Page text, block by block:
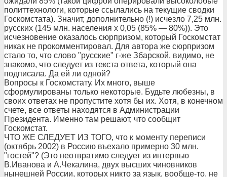
политтехнологи, которые ссылались на текущие сводки
Госкомстата). Значит, дополнительно (!) исчезло 7,25 млн.
русских (145 млн. населения х 0,05 (85% — 80%)). Это
исчезновение оказалось сюрпризом, который Госкомстат
никак не прокомментировал. Для автора же сюрпризом
стало то, что слово "русские" г-же Збарской, видимо, не
знакомо, что следует из текста ответа, который она
подписала. Да ей ли одной?
Вопросы к Госкомстату. Их много, выше
сформулированы только некоторые. Будьте любезны, в
своих ответах не пропустите хотя бы их. Хотя, в конечном
счете, все ответы находятся в Администрации
Президента. Именно там решают, что сообщит
Госкомстат.
ЧТО ЖЕ СЛЕДУЕТ ИЗ ТОГО, что к моменту переписи
(октябрь 2002) в Россию въехало примерно 30 млн.
"гостей"? (Это неотвратимо следует из интервью
В.Иванова и А.Чекалина, двух высших чиновников
нынешней России, которых никто за язык, вообще-то, не